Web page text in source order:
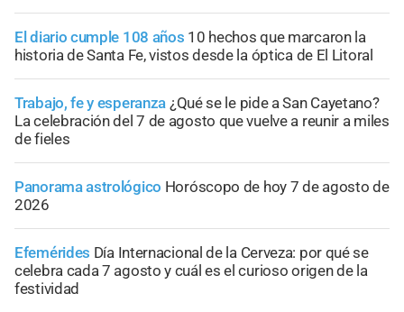
El diario cumple 108 años 10 hechos que marcaron la
historia de Santa Fe, vistos desde la óptica de El Litoral
Trabajo, fe y esperanza ¿Qué se le pide a San Cayetano?
La celebración del 7 de agosto que vuelve a reunir a miles
de fieles
Panorama astrológico Horóscopo de hoy 7 de agosto de
2026
Efemérides Día Internacional de la Cerveza: por qué se
celebra cada 7 agosto y cuál es el curioso origen de la
festividad